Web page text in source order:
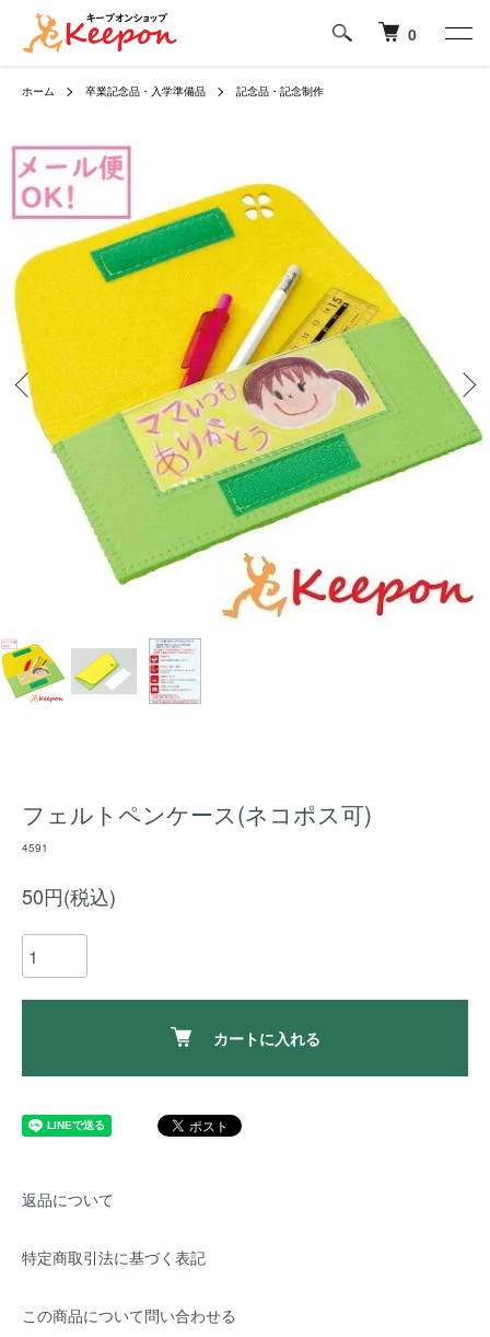
0
ホーム 卒業記念品・入学準備品 記念品・記念制作
フェルトペンケース(ネコポス可)
4591
50円(税込)
カートに入れる
返品について
特定商取引法に基づく表記
この商品について問い合わせる